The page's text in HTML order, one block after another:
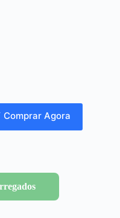
Comprar Agora